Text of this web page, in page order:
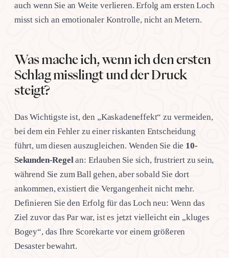
auch wenn Sie an Weite verlieren. Erfolg am ersten Loch
misst sich an emotionaler Kontrolle, nicht an Metern.
Was mache ich, wenn ich den ersten
Schlag misslingt und der Druck
steigt?
Das Wichtigste ist, den „Kaskadeneffekt“ zu vermeiden,
bei dem ein Fehler zu einer riskanten Entscheidung
führt, um diesen auszugleichen. Wenden Sie die 10-
Sekunden-Regelan: Erlauben Sie sich, frustriert zu sein,
während Sie zum Ball gehen, aber sobald Sie dort
ankommen, existiert die Vergangenheit nicht mehr.
Definieren Sie den Erfolg für das Loch neu: Wenn das
Ziel zuvor das Par war, ist es jetzt vielleicht ein „kluges
Bogey“, das Ihre Scorekarte vor einem größeren
Desaster bewahrt.